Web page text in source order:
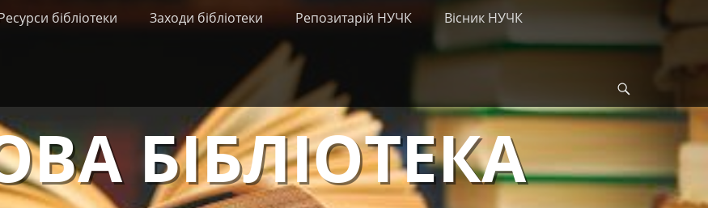
бібліотеки Заходи бібліотеки Репозитарій НУЧК
Вісник НУЧК
БІБЛІОТЕКА